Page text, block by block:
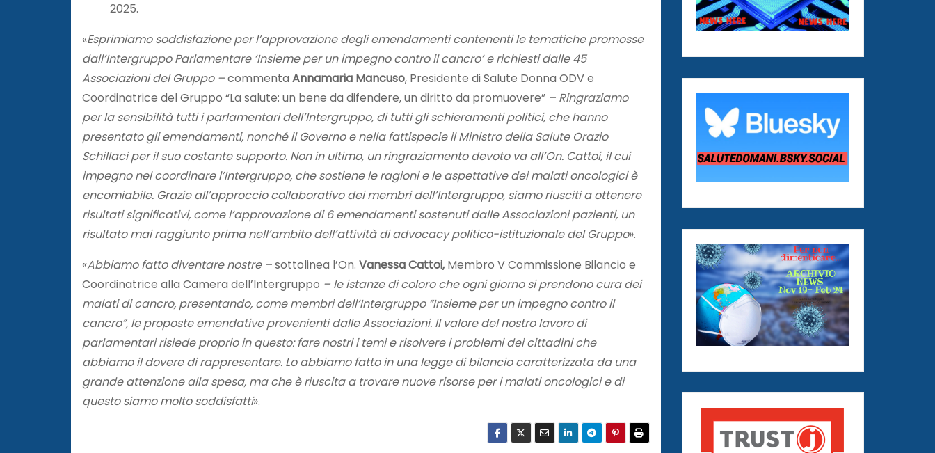
2025.
«Esprimiamo soddisfazione per l’approvazione degli emendamenti contenenti le tematiche promosse
dall’Intergruppo Parlamentare ‘Insieme per un impegno contro il cancro’ e richiesti dalle 45
Associazioni del Gruppo –commenta Annamaria Mancuso, Presidente di Salute Donna ODV e
Coordinatrice del Gruppo “La salute: un bene da difendere, un diritto da promuovere” – Ringraziamo
per la sensibilità tutti i parlamentari dell’Intergruppo, di tutti gli schieramenti politici, che hanno
presentato gli emendamenti, nonché il Governo e nella fattispecie il Ministro della Salute Orazio
Schillaci per il suo costante supporto. Non in ultimo, un ringraziamento devoto va all’On. Cattoi, il cui
impegno nel coordinare l’Intergruppo, che sostiene le ragioni e le aspettative dei malati oncologici è
encomiabile. Grazie all’approccio collaborativo dei membri dell’Intergruppo, siamo riusciti a ottenere
risultati significativi, come l’approvazione di 6 emendamenti sostenuti dalle Associazioni pazienti, un
risultato mai raggiunto prima nell’ambito dell’attività di advocacy politico-istituzionale del Gruppo».
«Abbiamo fatto diventare nostre –sottolinea l’On. Vanessa Cattoi,Membro V Commissione Bilancio e
Coordinatrice alla Camera dell’Intergruppo – le istanze di coloro che ogni giorno si prendono cura dei
malati di cancro, presentando, come membri dell’Intergruppo “Insieme per un impegno contro il
cancro”, le proposte emendative provenienti dalle Associazioni. Il valore del nostro lavoro di
parlamentari risiede proprio in questo: fare nostri i temi e risolvere i problemi dei cittadini che
abbiamo il dovere di rappresentare. Lo abbiamo fatto in una legge di bilancio caratterizzata da una
grande attenzione alla spesa, ma che è riuscita a trovare nuove risorse per i malati oncologici e di
questo siamo molto soddisfatti».